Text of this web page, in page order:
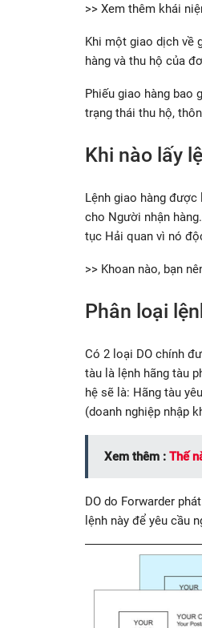
>> Xem thêm khái
Khi một giao dịch về
hàng và thu hộ của
Phiếu giao hàng bao
trạng thái thu hộ,
Khi nào lấy
Lệnh giao hàng
cho Người nhận
tục Hải quan vì nó
>> Khoan nào, bạn
Phân loại
Có 2 loại DO chính
tàu là lệnh hãng tàu
hệ sẽ là: Hãng tàu
(doanh nghiệp nhập
Xem thêm : Thế
DO do Forwarder
lệnh này để yêu cầu